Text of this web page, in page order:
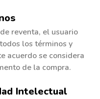
reventa, el usuario
los términos y
acuerdo se considera
de la compra.
Intelectual